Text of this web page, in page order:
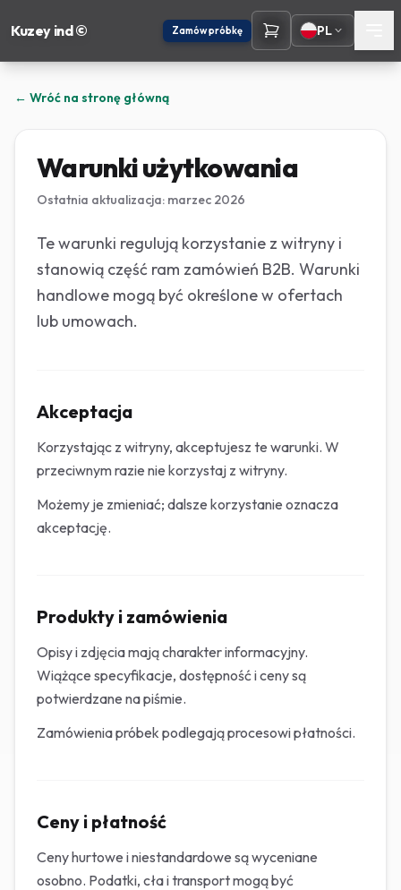
Kuzey ind © Zamów próbkę PL
← Wróć na stronę główną
Warunki użytkowania
Ostatnia aktualizacja: marzec 2026
Te warunki regulują korzystanie z witryny i
stanowią część ram zamówień B2B. Warunki
handlowe mogą być określone w ofertach
lub umowach.
Akceptacja
Korzystając z witryny, akceptujesz te warunki. W
przeciwnym razie nie korzystaj z witryny.
Możemy je zmieniać; dalsze korzystanie oznacza
akceptację.
Produkty i zamówienia
Opisy i zdjęcia mają charakter informacyjny.
Wiążące specyfikacje, dostępność i ceny są
potwierdzane na piśmie.
Zamówienia próbek podlegają procesowi płatności.
Ceny i płatność
Ceny hurtowe i niestandardowe są wyceniane
osobno. Podatki, cła i transport mogą być